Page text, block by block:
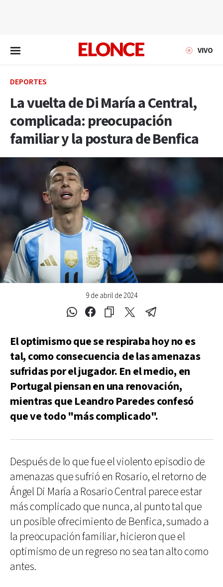
VIVO
DEPORTES
La vuelta de Di María a Central,
complicada: preocupación
familiar y la postura de Benfica
9 de abril de 2024
El optimismo que se respiraba hoy no es
tal, como consecuencia de las amenazas
sufridas por el jugador. En el medio, en
Portugal piensan en una renovación,
mientras que Leandro Paredes confesó
que ve todo "más complicado".
Después de lo que fue el violento episodio de
amenazas que sufrió en Rosario, el retorno de
Ángel Di María a Rosario Central parece estar
más complicado que nunca, al punto tal que
un posible ofrecimiento de Benfica, sumado a
la preocupación familiar, hicieron que el
optimismo de un regreso no sea tan alto como
antes.